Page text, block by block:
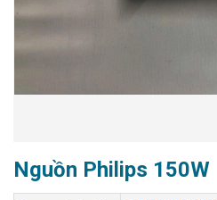
Nguồn Philips 150W